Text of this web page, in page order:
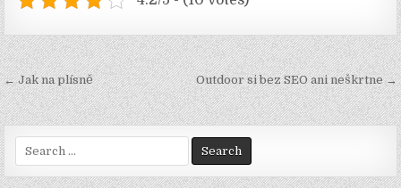
Navigace
pro
příspěvek
← Jak na plísně Outdoor si bez SEO ani neškrtne →
for: